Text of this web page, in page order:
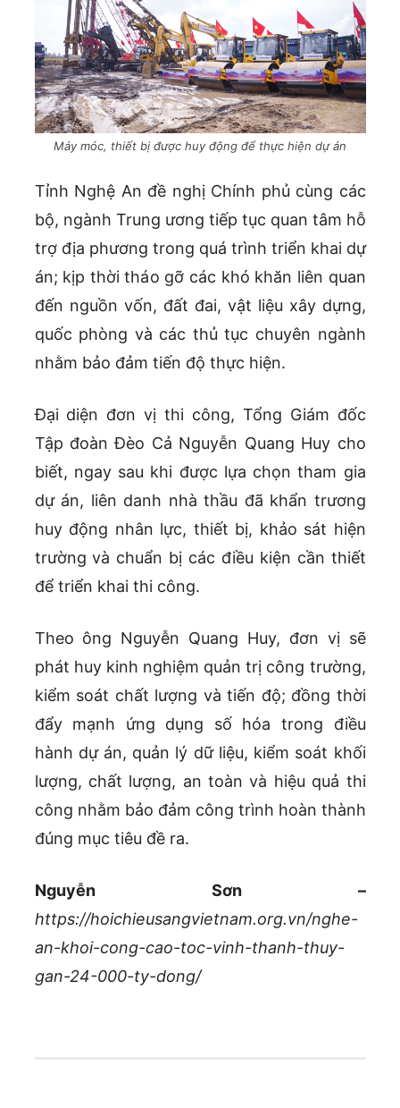
Máy móc, thiết bị được huy động để thực hiện dự án
Tỉnh Nghệ An đề nghị Chính phủ cùng các
bộ, ngành Trung ương tiếp tục quan tâm hỗ
trợ địa phương trong quá trình triển khai dự
án; kịp thời tháo gỡ các khó khăn liên quan
đến nguồn vốn, đất đai, vật liệu xây dựng,
quốc phòng và các thủ tục chuyên ngành
nhằm bảo đảm tiến độ thực hiện.
Đại diện đơn vị thi công, Tổng Giám đốc
Tập đoàn Đèo Cả Nguyễn Quang Huy cho
biết, ngay sau khi được lựa chọn tham gia
dự án, liên danh nhà thầu đã khẩn trương
huy động nhân lực, thiết bị, khảo sát hiện
trường và chuẩn bị các điều kiện cần thiết
để triển khai thi công.
Theo ông Nguyễn Quang Huy, đơn vị sẽ
phát huy kinh nghiệm quản trị công trường,
kiểm soát chất lượng và tiến độ; đồng thời
đẩy mạnh ứng dụng số hóa trong điều
hành dự án, quản lý dữ liệu, kiểm soát khối
lượng, chất lượng, an toàn và hiệu quả thi
công nhằm bảo đảm công trình hoàn thành
đúng mục tiêu đề ra.
Nguyễn Sơn –
https://hoichieusangvietnam.org.vn/nghe-
an-khoi-cong-cao-toc-vinh-thanh-thuy-
gan-24-000-ty-dong/